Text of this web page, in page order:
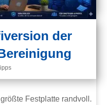
der
Festplatte randvoll.